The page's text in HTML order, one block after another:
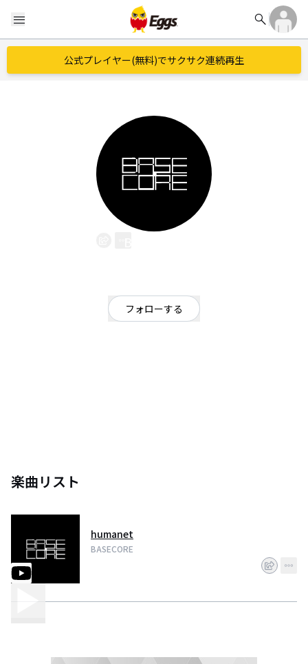
menu search
公式プレイヤー(無料)でサクサク連続再生
フォローする
楽曲リスト
humanet
BASECORE